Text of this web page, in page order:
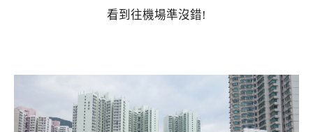
看到往機場準沒錯!